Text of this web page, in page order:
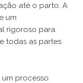
até o parto. A
um
rigoroso para
todas as partes
processo